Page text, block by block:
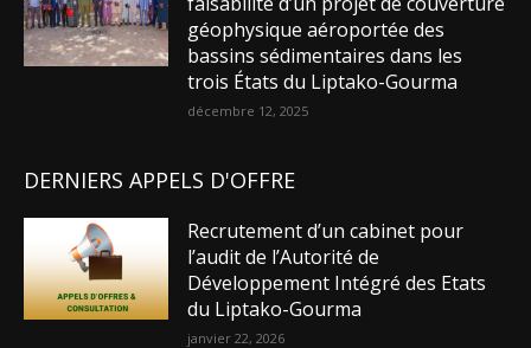
géophysique aéroportée des
bassins sédimentaires dans les
trois États du Liptako-Gourma
décembre 12, 2025
DERNIERS APPELS D'OFFRE
Recrutement d’un cabinet pour
l’audit de l’Autorité de
Développement Intégré des Etats
du Liptako-Gourma
janvier 22, 2026